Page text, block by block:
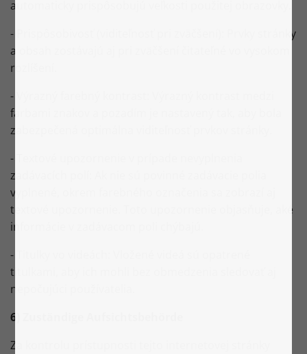
automaticky prispôsobujú veľkosti použitej obrazovky.
- Prispôsobivosť (viditeľnosť pri zväčšení): Prvky stránky
a obsah zostávajú aj pri zväčšení čitateľné vo vysokom
rozlíšení.
- Výrazný farebný kontrast: Výrazný kontrast medzi
farbami znakov a pozadím je nastavený tak, aby bola
zabezpečená optimálna viditeľnosť prvkov stránky.
- Textové upozornenie v prípade nevyplnenia
zadávacích polí: Ak nie sú povinné zadávacie polia
vyplnené, okrem farebného označenia sa zobrazí aj
textové upozornenie. Toto upozornenie objasňuje, aké
informácie v zadávacom poli chýbajú.
- Titulky vo videách: Vložené videá sú opatrené
titulkami, aby ich mohli bez obmedzenia sledovať aj
nepočujúci používatelia.
6) Zuständige Aufsichtsbehörde
Za kontrolu prístupnosti tejto internetovej stránky